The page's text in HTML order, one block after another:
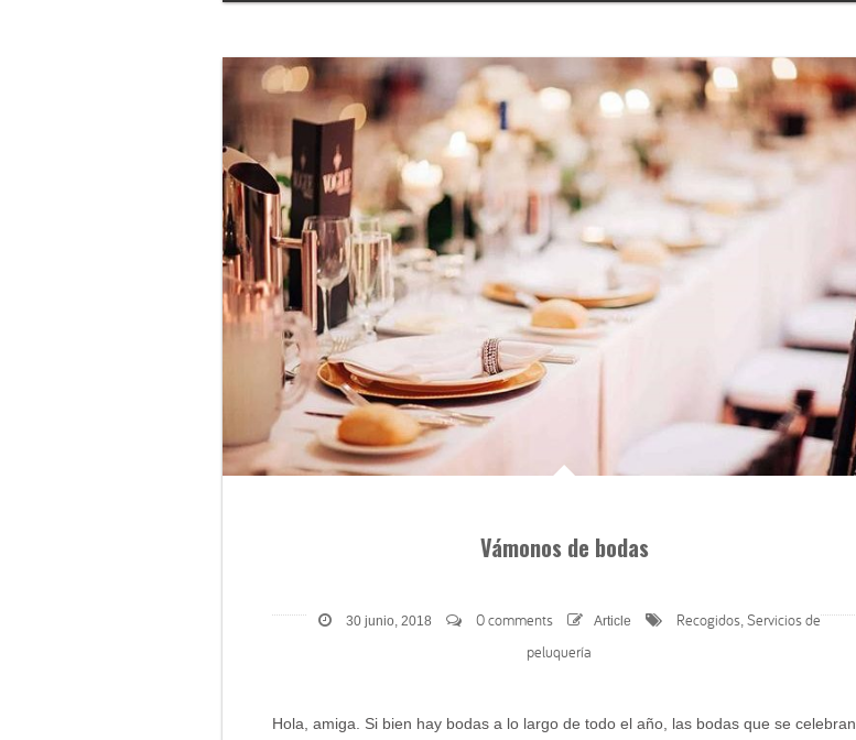
Vámonos de bodas
30 junio, 2018 0 comments Article Recogidos, Servicios de
peluquería
Hola, amiga. Si bien hay bodas a lo largo de todo el año, las bodas que se celebran